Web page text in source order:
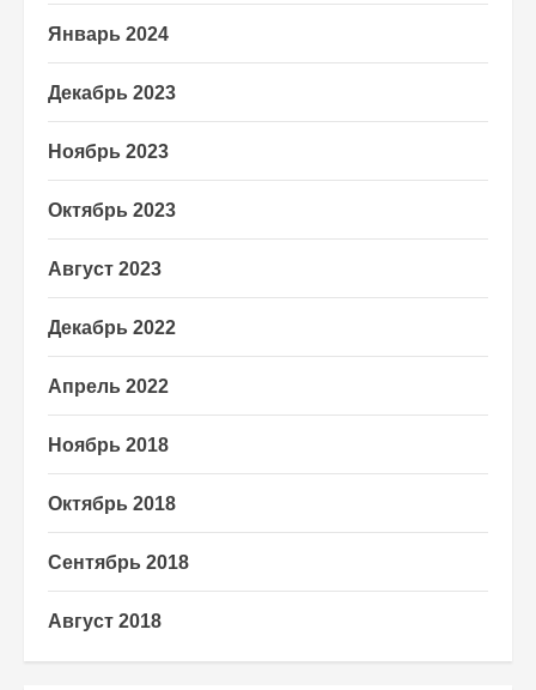
Январь 2024
Декабрь 2023
Ноябрь 2023
Октябрь 2023
Август 2023
Декабрь 2022
Апрель 2022
Ноябрь 2018
Октябрь 2018
Сентябрь 2018
Август 2018